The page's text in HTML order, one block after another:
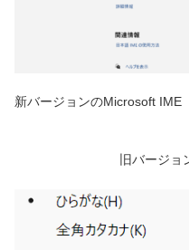
新バージョンのMicrosoft IME
旧バージ